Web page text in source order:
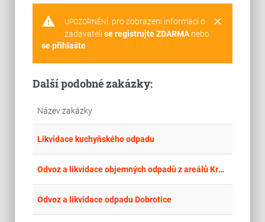
warning clear
UPOZORNĚNÍ: pro zobrazení informací o
zadavateli se registrujte ZDARMAnebo
se přihlašte.
Další podobné zakázky:
Název zakázky
Likvidace kuchyňského odpadu
Odvoz a likvidace objemných odpadů z areálů Krajského ředitelství policie Karlovarského kraje na období 12 měsíců od podepsání smlouvy
Odvoz a likvidace odpadu Dobrotice